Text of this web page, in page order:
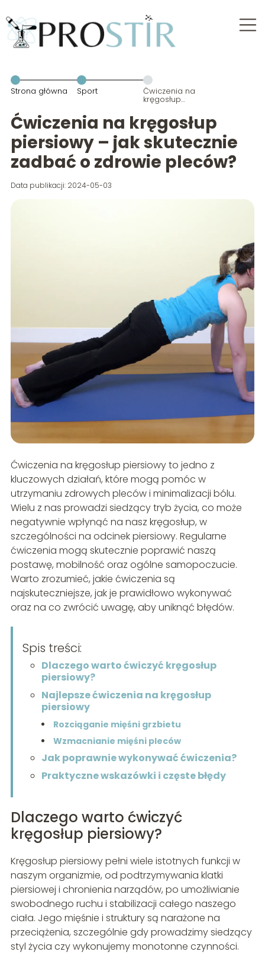
Strona główna Sport Ćwiczenia na
kręgosłup
piersiowy –
jak skutecznie
zadbać o
zdrowie
pleców?
Ćwiczenia na kręgosłup
piersiowy – jak skutecznie
zadbać o zdrowie pleców?
Data publikacji: 2024-05-03
Ćwiczenia na kręgosłup piersiowy to jedno z
kluczowych działań, które mogą pomóc w
utrzymaniu zdrowych pleców i minimalizacji bólu.
Wielu z nas prowadzi siedzący tryb życia, co może
negatywnie wpłynąć na nasz kręgosłup, w
szczególności na odcinek piersiowy. Regularne
ćwiczenia mogą skutecznie poprawić naszą
postawę, mobilność oraz ogólne samopoczucie.
Warto zrozumieć, jakie ćwiczenia są
najskuteczniejsze, jak je prawidłowo wykonywać
oraz na co zwrócić uwagę, aby uniknąć błędów.
Spis treści:
Dlaczego warto ćwiczyć kręgosłup
piersiowy?
Najlepsze ćwiczenia na kręgosłup
piersiowy
Rozciąganie mięśni grzbietu
Wzmacnianie mięśni pleców
Jak poprawnie wykonywać ćwiczenia?
Praktyczne wskazówki i częste błędy
Dlaczego warto ćwiczyć
kręgosłup piersiowy?
Kręgosłup piersiowy pełni wiele istotnych funkcji w
naszym organizmie, od podtrzymywania klatki
piersiowej i chronienia narządów, po umożliwianie
swobodnego ruchu i stabilizacji całego naszego
ciała. Jego mięśnie i struktury są narażone na
przeciążenia, szczególnie gdy prowadzimy siedzący
styl życia czy wykonujemy monotonne czynności.